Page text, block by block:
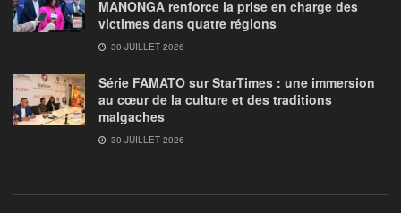
MANONGA renforce la prise en charge des
victimes dans quatre régions
30 JUILLET 2026
Série FAMATO sur StarTimes : une immersion
au cœur de la culture et des traditions
malgaches
30 JUILLET 2026